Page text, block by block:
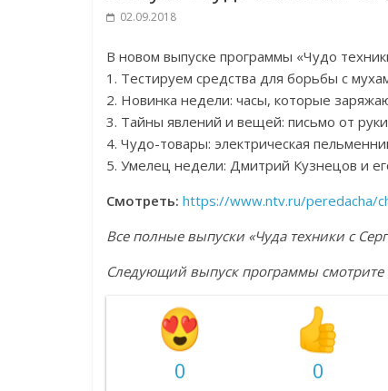
02.09.2018
В новом выпуске программы «Чудо
1. Тестируем средства для борьбы с
2. Новинка недели: часы, которые
3. Тайны явлений и вещей: письмо от руки
4. Чудо-товары: электрическая
5. Умелец недели: Дмитрий Кузнецов и
Смотреть: https://www.ntv.ru/peredacha/
Все полные выпуски «Чуда техники с
Следующий выпуск программы смотрите
0 0